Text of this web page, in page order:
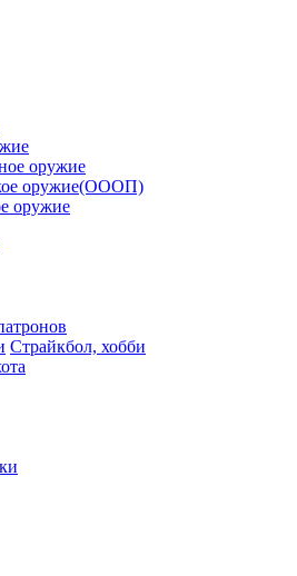
оружие
оружие(ОООП)
оружие
Страйкбол, хобби